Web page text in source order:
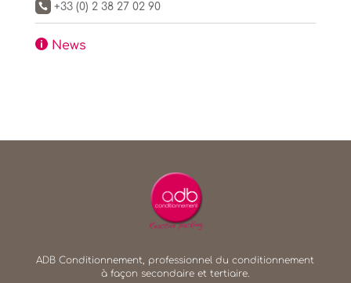
 +33 (0) 2 38 27 02 90
News
ADB Conditionnement, professionnel du conditionnement
à façon secondaire et tertiaire.